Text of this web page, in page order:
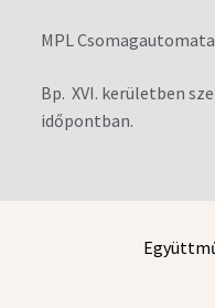
MPL
Bp. XVI. kerületben
időpontban.